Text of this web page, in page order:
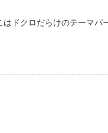
ドクロだらけのテーマパ